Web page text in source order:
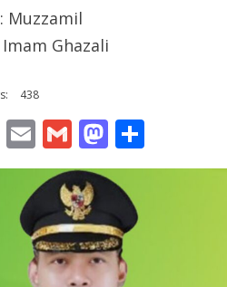
Muzzamil
Ghazali
438
Facebook
EmailGmailMastodon